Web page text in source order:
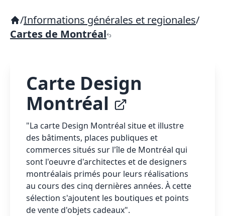
/Informations générales et regionales/
Cartes de Montréal
Carte Design
Montréal
"La carte Design Montréal situe et illustre
des bâtiments, places publiques et
commerces situés sur l'île de Montréal qui
sont l'oeuvre d'architectes et de designers
montréalais primés pour leurs réalisations
au cours des cinq dernières années. À cette
sélection s'ajoutent les boutiques et points
de vente d'objets cadeaux".